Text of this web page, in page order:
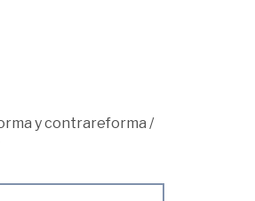
y contrareforma /